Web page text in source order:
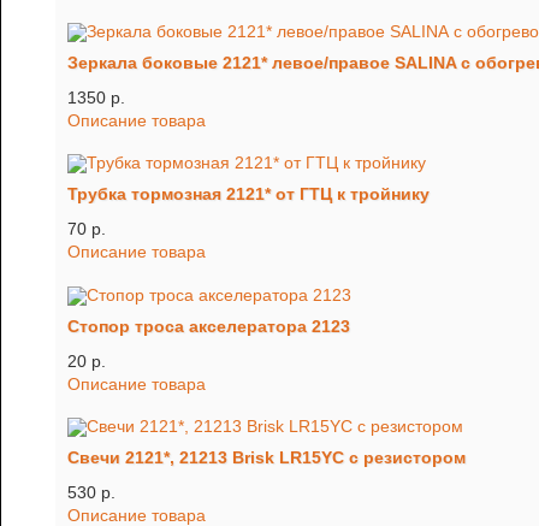
Зеркала боковые 2121* левое/правое SALINA с
1350 p.
Описание товара
Трубка тормозная 2121* от ГТЦ к тройнику
70 p.
Описание товара
Стопор троса акселератора 2123
20 p.
Описание товара
Свечи 2121*, 21213 Brisk LR15YC с резистором
530 p.
Описание товара